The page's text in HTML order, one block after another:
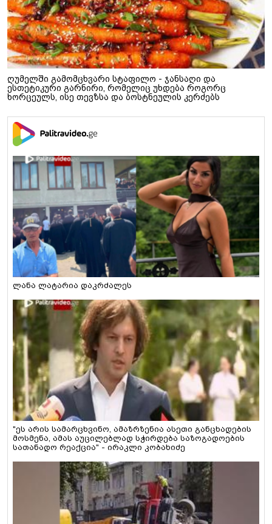
ღუმელში გამომცხვარი სტაფილო - ჯანსაღი და
ესთეტიკური გარნირი, რომელიც უხდება როგორც
ხორცეულს, ისე თევზსა და ბოსტნეულის კერძებს
ლანა ლატარია დაკრძალეს
"ეს არის სამარცხვინო, ამაზრზენია ასეთი განცხადების
მოსმენა, ამას აუცილებლად სჭირდება საზოგადოების
სათანადო რეაქცია" - ირაკლი კობახიძე